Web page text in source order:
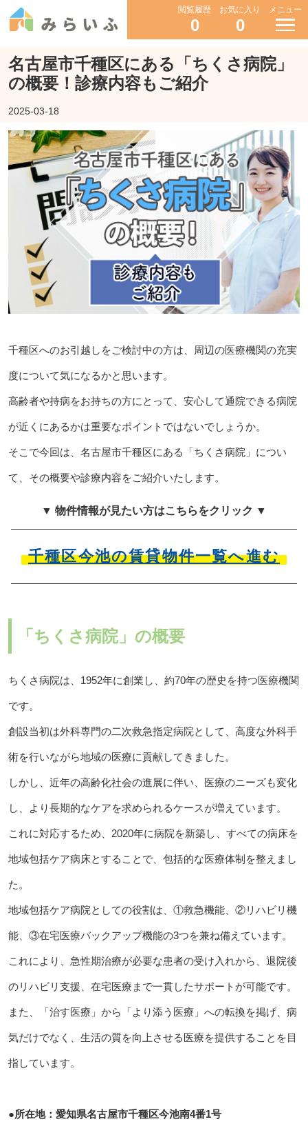
閲覧履歴
0
お気に入り
0
メニュー
名古屋市千種区にある「ちくさ病院」
の概要！診療内容もご紹介
2025-03-18
千種区へのお引越しをご検討中の方は、周辺の医療機関の充実
度について気になるかと思います。
高齢者や持病をお持ちの方にとって、安心して通院できる病院
が近くにあるかは重要なポイントではないでしょうか。
そこで今回は、名古屋市千種区にある「ちくさ病院」につい
て、その概要や診療内容をご紹介いたします。
▼ 物件情報が見たい方はこちらをクリック ▼
千種区今池の賃貸物件一覧へ進む
「ちくさ病院」の概要
ちくさ病院は、1952年に創業し、約70年の歴史を持つ医療機関
です。
創設当初は外科専門の二次救急指定病院として、高度な外科手
術を行いながら地域の医療に貢献してきました。
しかし、近年の高齢化社会の進展に伴い、医療のニーズも変化
し、より長期的なケアを求められるケースが増えています。
これに対応するため、2020年に病院を新築し、すべての病床を
地域包括ケア病床とすることで、包括的な医療体制を整えまし
た。
地域包括ケア病院としての役割は、①救急機能、②リハビリ機
能、③在宅医療バックアップ機能の3つを兼ね備えています。
これにより、急性期治療が必要な患者の受け入れから、退院後
のリハビリ支援、在宅医療まで一貫したサポートが可能です。
また、「治す医療」から「より添う医療」への転換を掲げ、病
気だけでなく、生活の質を向上させる医療を提供することを目
指しています。
●所在地：愛知県名古屋市千種区今池南4番1号